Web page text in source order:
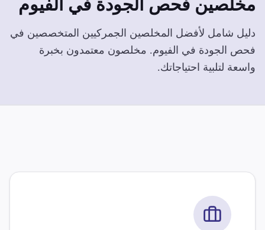
مخلصين فحص الجودة في الفيوم
دليل شامل لأفضل المخلصين الجمركيين المتخصصين في
فحص الجودة في الفيوم. مخلصون معتمدون بخبرة
واسعة لتلبية احتياجاتك.